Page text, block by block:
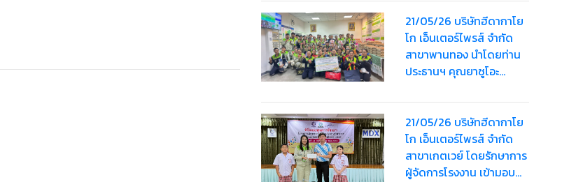
อุทัย
21/05/26 บริษัทฮีดากาโย
โก เอ็นเตอร์ไพรส์ จำกัด
สาขาพานทอง นำโดยท่าน
ประธานฯ คุณยาซูโอะ
Happy Bag” ครั้งที่ 2 ให้
พนักงานรวมมูลค่า
124,000 บาท
21/05/26 บริษัทฮีดากาโย
โก เอ็นเตอร์ไพรส์ จำกัด
สาขาเกตเวย์ โดยรักษาการ
ผู้จัดการโรงงาน เข้ามอบ